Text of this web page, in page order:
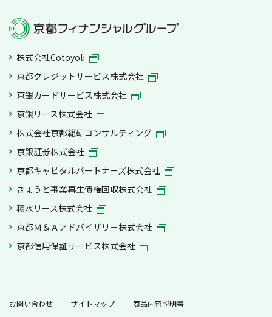
株式会社Cotoyoli
京都クレジットサービス株式会社
京銀カードサービス株式会社
京銀リース株式会社
株式会社京都総研コンサルティング
京銀証券株式会社
京都キャピタルパートナーズ株式会社
きょうと事業再生債権回収株式会社
積水リース株式会社
京都Ｍ＆Ａアドバイザリー株式会社
京都信用保証サービス株式会社
お問い合わせ サイトマップ
商品内容説明書